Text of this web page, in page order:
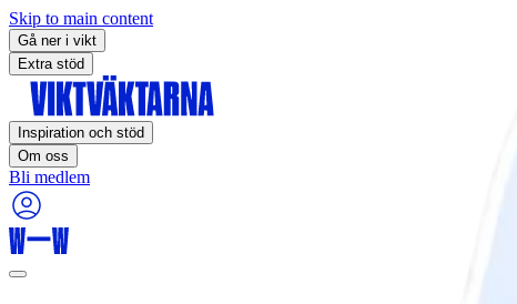
Skip to main content
Gå ner i vikt
Extra stöd
Inspiration och stöd
Om oss
Bli medlem